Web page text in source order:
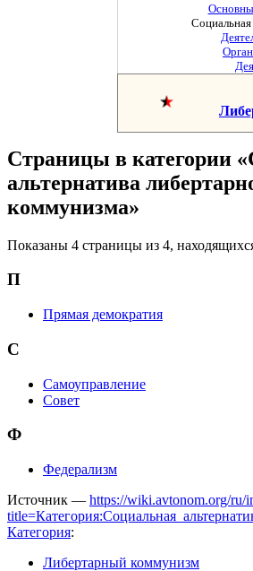
Социальная
Страницы в категории
альтернатива
коммунизма»
Показаны 4 страницы из 4,
П
Прямая демократия
С
Самоуправление
Совет
Ф
Федерализм
Источник — https://wiki.avtonom.org/ru/
Категория:
Либертарный коммунизм